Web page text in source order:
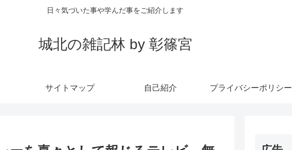
日々気づいた事や学んだ事をご紹介します
城北の雑記林 by 彰篠宮
サイトマップ 自己紹介 プライバシーポリシー